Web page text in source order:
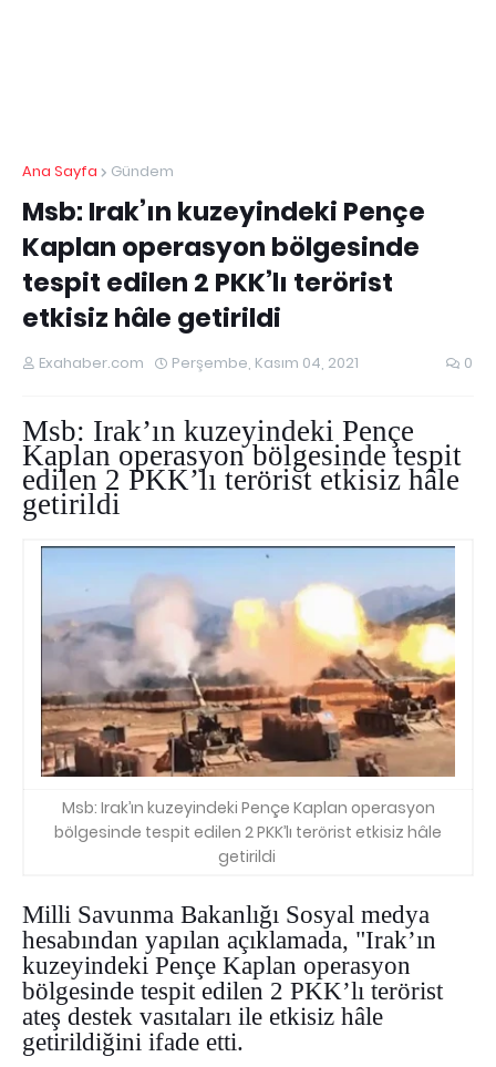
Ana Sayfa Gündem
Msb: Irak’ın kuzeyindeki Pençe
Kaplan operasyon bölgesinde
tespit edilen 2 PKK’lı terörist
etkisiz hâle getirildi
Exahaber.com Perşembe, Kasım 04, 2021 0
Msb: Irak’ın kuzeyindeki Pençe
Kaplan operasyon bölgesinde tespit
edilen 2 PKK’lı terörist etkisiz hâle
getirildi
Msb: Irak’ın kuzeyindeki Pençe Kaplan operasyon
bölgesinde tespit edilen 2 PKK’lı terörist etkisiz hâle
getirildi
Milli Savunma Bakanlığı Sosyal medya
hesabından yapılan açıklamada, "Irak’ın
kuzeyindeki Pençe Kaplan operasyon
bölgesinde tespit edilen 2 PKK’lı terörist
ateş destek vasıtaları ile etkisiz hâle
getirildiğini ifade etti.